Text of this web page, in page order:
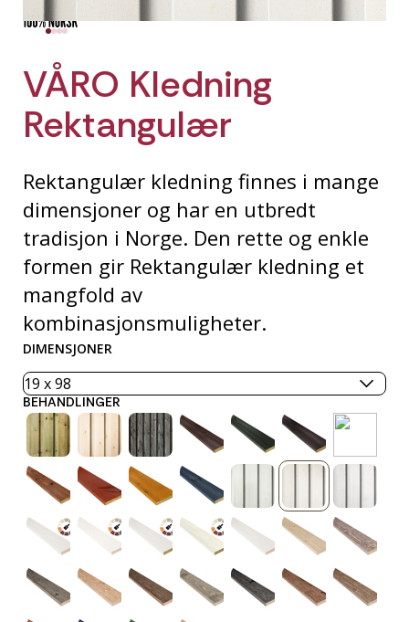
VÅRO Kledning
Rektangulær
Rektangulær kledning finnes i mange
dimensjoner og har en utbredt
tradisjon i Norge. Den rette og enkle
formen gir Rektangulær kledning et
mangfold av
kombinasjonsmuligheter.
DIMENSJONER
BEHANDLINGER